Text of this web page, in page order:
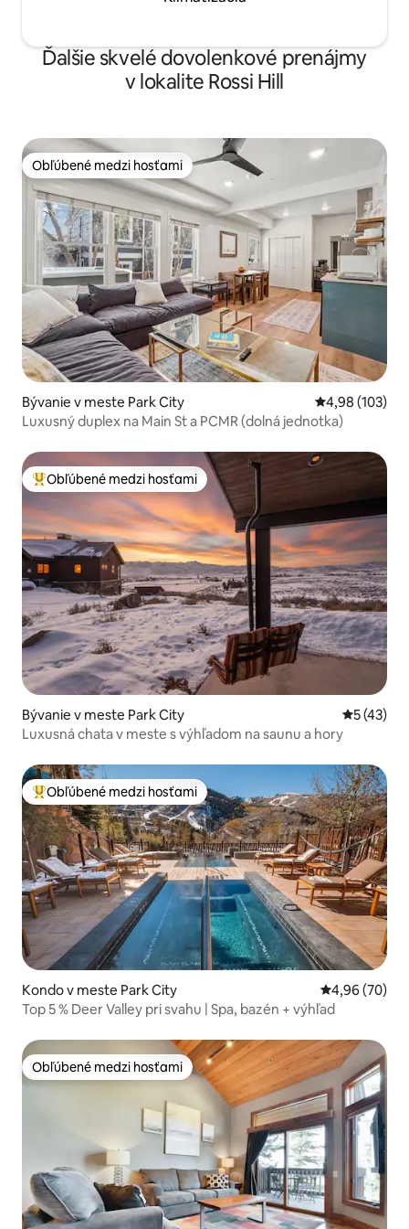
Ďalšie skvelé dovolenkové prenájmy
v lokalite Rossi Hill
Obľúbené medzi hosťami
Obľúbené medzi hosťami
Bývanie v meste Park City Priemerné
4,98 (103)
Luxusný duplex na Main St a PCMR (dolná jednotka)
Najobľúbenejšie medzi hosťami
Obľúbené medzi hosťami
Bývanie v meste Park City
5 (43)
Luxusná chata v meste s výhľadom na saunu a hory
Najobľúbenejšie medzi hosťami
Obľúbené medzi hosťami
Kondo v meste Park City Priemerné
4,96 (70)
Top 5 % Deer Valley pri svahu | Spa, bazén + výhľad
Obľúbené medzi hosťami
Obľúbené medzi hosťami